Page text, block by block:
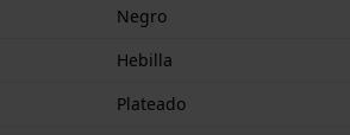
Negro
Hebilla
Plateado